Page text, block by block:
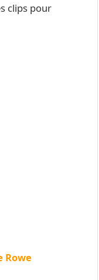
clips pour
Rowe